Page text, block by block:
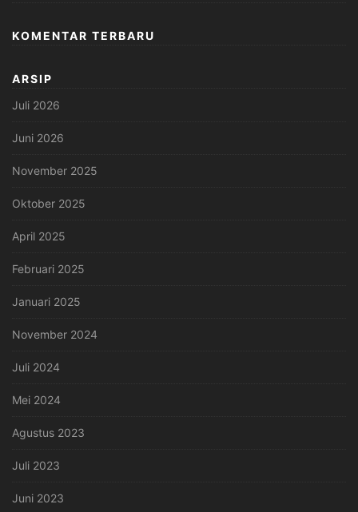
KOMENTAR TERBARU
ARSIP
Juli 2026
Juni 2026
November 2025
Oktober 2025
April 2025
Februari 2025
Januari 2025
November 2024
Juli 2024
Mei 2024
Agustus 2023
Juli 2023
Juni 2023